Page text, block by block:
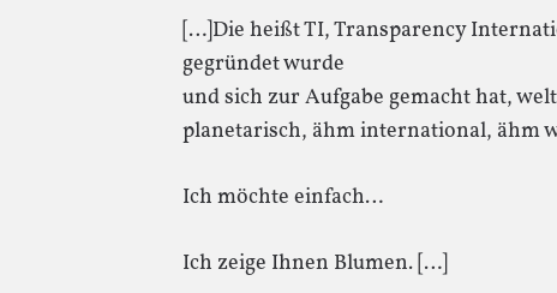
[…]Die heißt TI, Transparency
gegründet wurde
und sich zur Aufgabe gemacht hat,
planetarisch, ähm international, ähm
Ich möchte einfach…
Ich zeige Ihnen Blumen. […]